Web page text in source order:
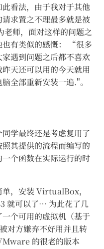
看法，由于我对于其他
求置之不理最多就是被
师，面对这样的问题之
也有类似的感慨： “很多
遇到问题之后都不喜欢
天还可以用的今天就用
全部重新安装一遍."。
学最终还是考虑复用了
其提供的流程而编写的
个函数在实际运行的时
，安装 VirtualBox，
就可以了… 为此花了几
个可用的虚拟机（基于
对方嫌弃不好用并且转
的很老的版本